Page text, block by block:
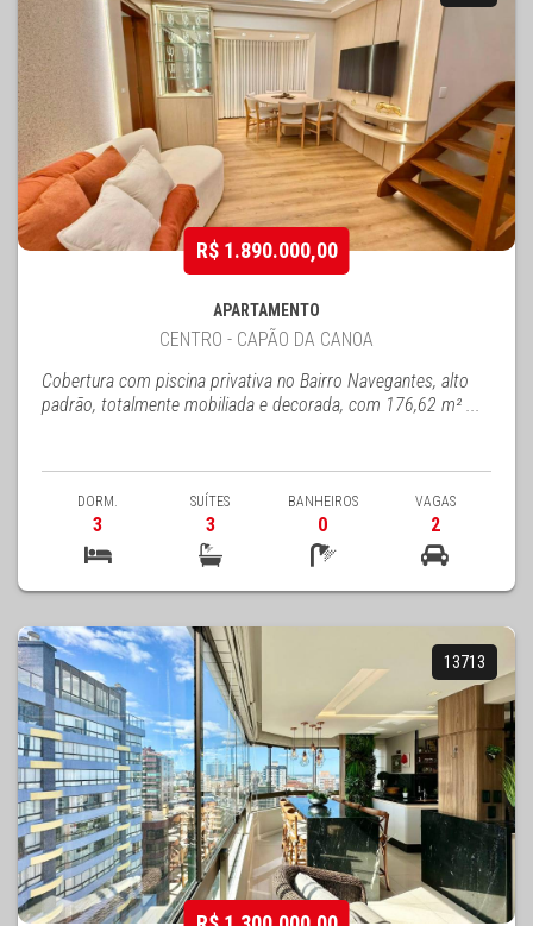
R$ 1.890.000,00
APARTAMENTO
CENTRO - CAPÃO DA CANOA
Cobertura com piscina privativa no Bairro Navegantes, alto
padrão, totalmente mobiliada e decorada, com 176,62 m² ...
DORM.
3
SUÍTES
3
BANHEIROS
0
VAGAS
2
13713